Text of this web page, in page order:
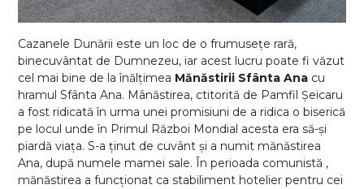
Cazanele Dunării este un loc de o frumusețe rară,
binecuvântat de Dumnezeu, iar acest lucru poate fi văzut
cel mai bine de la înălțimea Mănăstirii Sfânta Ana cu
hramul Sfânta Ana. Mânăstirea, ctitorită de Pamfil Șeicaru
a fost ridicată în urma unei promisiuni de a ridica o biserică
pe locul unde în Primul Război Mondial acesta era să-și
piardă viața. S-a ținut de cuvânt și a numit mănăstirea
Ana, după numele mamei sale. În perioada comunistă ,
mănăstirea a funcționat ca stabiliment hotelier pentru cei